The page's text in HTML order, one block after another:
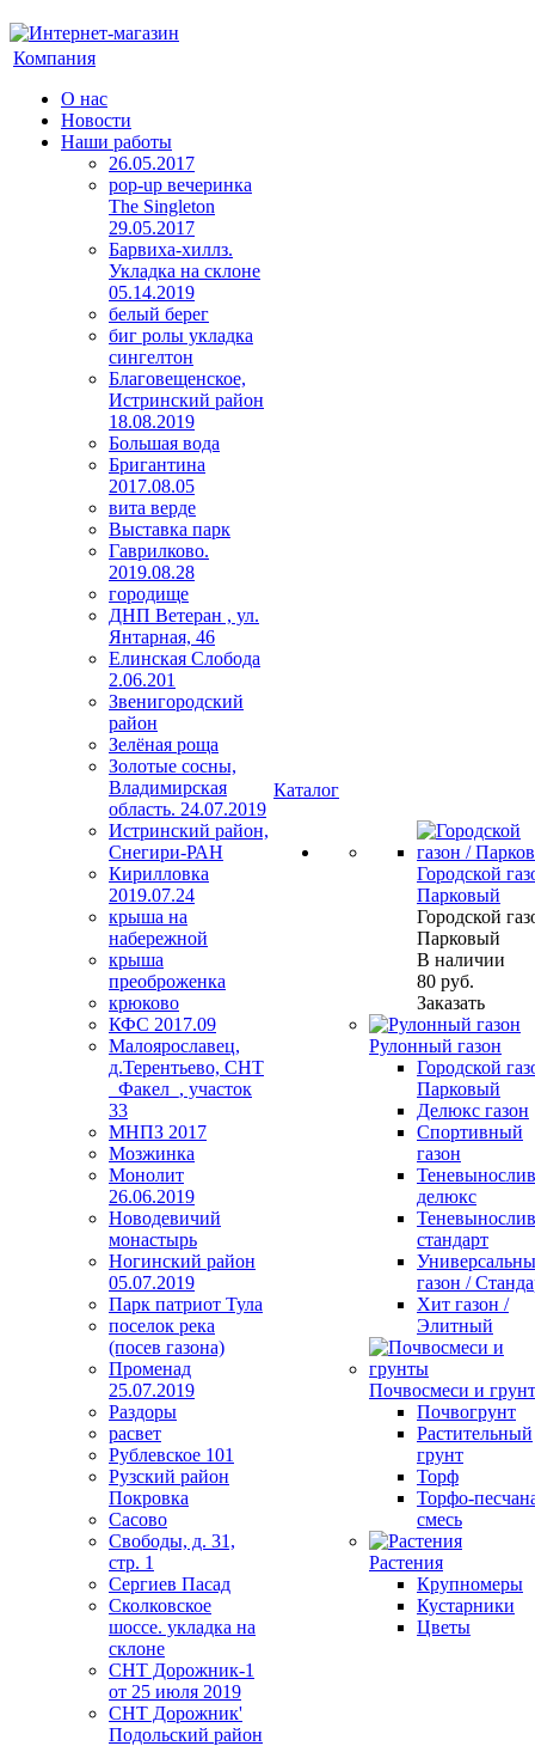
Компания
О нас
Новости
Наши работы
26.05.2017
pop-up вечеринка
The Singleton
29.05.2017
Барвиха-хиллз.
Укладка на склоне
05.14.2019
белый берег
биг ролы укладка
сингелтон
Благовещенское,
Истринский район
18.08.2019
Большая вода
Бригантина
2017.08.05
вита верде
Выставка парк
Гаврилково.
2019.08.28
городище
ДНП Ветеран , ул.
Янтарная, 46
Елинская Слобода
2.06.201
Звенигородский
район
Зелёная роща
Золотые сосны,
Владимирская
область. 24.07.2019
Истринский район,
Снегири-РАН
Кирилловка
2019.07.24
крыша на
набережной
крыша
преоброженка
крюково
КФС 2017.09
Малоярославец,
д.Терентьево, СНТ
_Факел_, участок
33
МНПЗ 2017
Мозжинка
Монолит
26.06.2019
Новодевичий
монастырь
Ногинский район
05.07.2019
Парк патриот Тула
поселок река
(посев газона)
Променад
25.07.2019
Раздоры
расвет
Рублевское 101
Рузский район
Покровка
Сасово
Свободы, д. 31,
стр. 1
Сергиев Пасад
Сколковское
шоссе. укладка на
склоне
СНТ Дорожник-1
от 25 июля 2019
СНТ Дорожник'
Подольский район
Каталог
Городской
Парковый
Городской
Парковый
В наличии
80 руб.
Заказать
Рулонный газон
Городской
Парковый
Делюкс газон
Спортивный
газон
делюкс
стандарт
газон /
Хит газон /
Элитный
Почвосмеси и
Почвогрунт
Растительный
грунт
Торф
Торфо-
смесь
Растения
Крупномеры
Кустарники
Цветы